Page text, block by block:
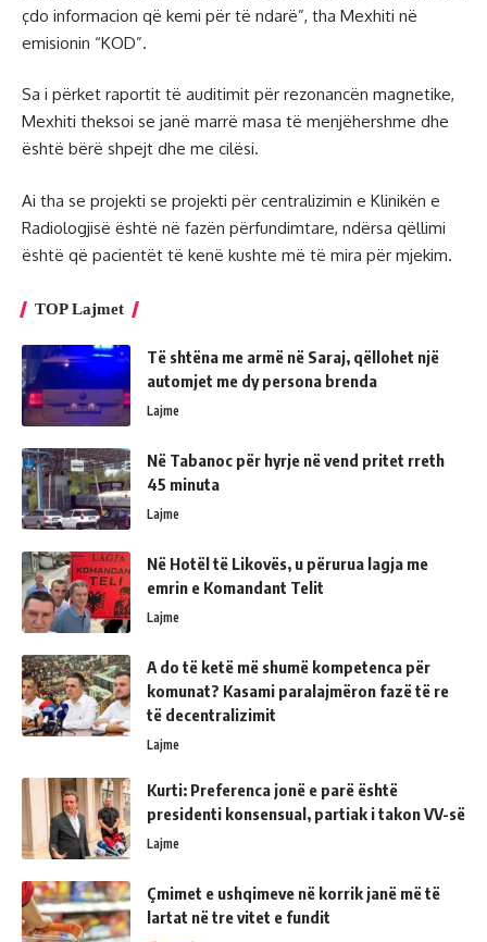
çdo informacion që kemi për të ndarë”, tha Mexhiti në
emisionin “KOD”.
Sa i përket raportit të auditimit për rezonancën magnetike,
Mexhiti theksoi se janë marrë masa të menjëhershme dhe
është bërë shpejt dhe me cilësi.
Ai tha se projekti se projekti për centralizimin e Klinikën e
Radiologjisë është në fazën përfundimtare, ndërsa qëllimi
është që pacientët të kenë kushte më të mira për mjekim.
TOP Lajmet
Të shtëna me armë në Saraj, qëllohet një
automjet me dy persona brenda
Lajme
Në Tabanoc për hyrje në vend pritet rreth
45 minuta
Lajme
Në Hotël të Likovës, u përurua lagja me
emrin e Komandant Telit
Lajme
A do të ketë më shumë kompetenca për
komunat? Kasami paralajmëron fazë të re
të decentralizimit
Lajme
Kurti: Preferenca jonë e parë është
presidenti konsensual, partiak i takon VV-së
Lajme
Çmimet e ushqimeve në korrik janë më të
lartat në tre vitet e fundit